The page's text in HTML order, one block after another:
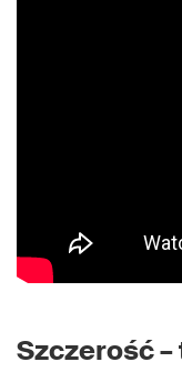
Szczerość